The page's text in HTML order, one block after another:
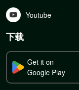
Youtube
下载
Get it on
Google Play